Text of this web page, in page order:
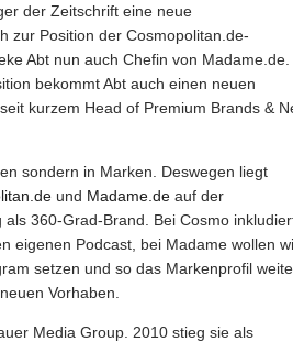
der Zeitschrift eine neue
zur Position der Cosmopolitan.de-
Abt nun auch Chefin von Madame.de.
bekommt Abt auch einen neuen
kurzem Head of Premium Brands &
sondern in Marken. Deswegen liegt
und Madame.de auf der
als 360-Grad-Brand. Bei Cosmo
eigenen Podcast, bei Madame wollen
setzen und so das Markenprofil
Vorhaben.
Media Group. 2010 stieg sie als